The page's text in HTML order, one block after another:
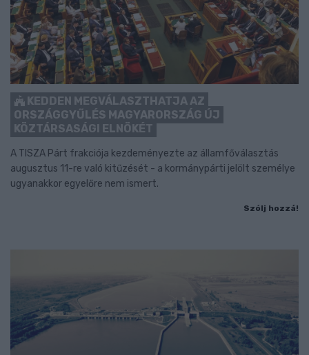
KEDDEN MEGVÁLASZTHATJA AZ
ORSZÁGGYŰLÉS MAGYARORSZÁG ÚJ
KÖZTÁRSASÁGI ELNÖKÉT
A TISZA Párt frakciója kezdeményezte az államfőválasztás
augusztus 11-re való kitűzését - a kormánypárti jelölt személye
ugyanakkor egyelőre nem ismert.
Szólj hozzá!